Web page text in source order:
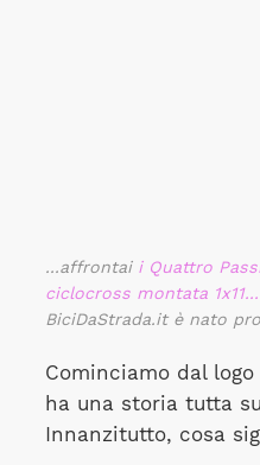
...affrontai i Quattro
ciclocross montata 1x11...
BiciDaStrada.it è nato
Cominciamo dal
ha una storia tutta
Innanzitutto, cosa